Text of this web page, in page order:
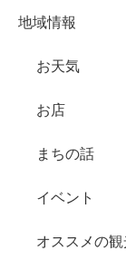
地域情報
お天気
お店
まちの話
イベント
オススメの観